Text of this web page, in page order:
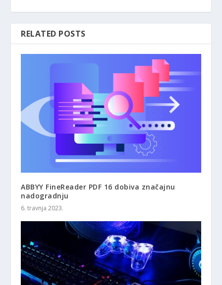
RELATED POSTS
ABBYY FineReader PDF 16 dobiva značajnu
nadogradnju
6. travnja 2023.